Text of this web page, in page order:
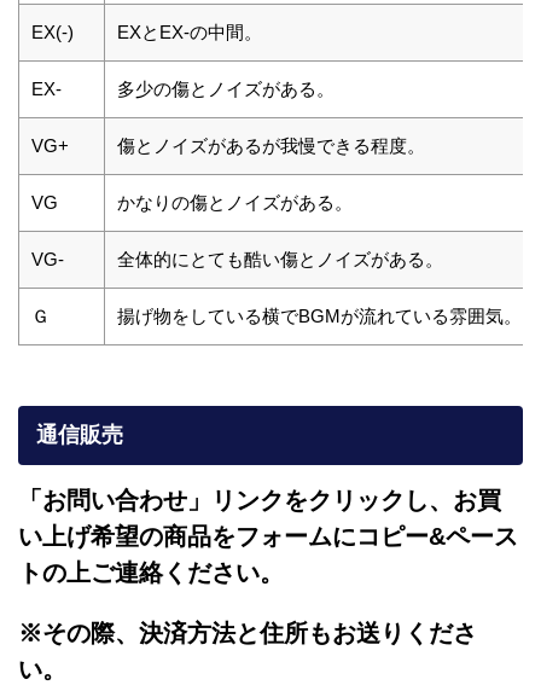
EX(-) EXとEX-の中間。
EX- 多少の傷とノイズがある。
VG+ 傷とノイズがあるが我慢できる程度。
VG かなりの傷とノイズがある。
VG- 全体的にとても酷い傷とノイズがある。
Ｇ 揚げ物をしている横でBGMが流れている雰囲気。
通信販売
「お問い合わせ」リンクをクリックし、 お買
い上げ希望の商品をフォームにコピー&ペース
トの上ご連絡ください。
※その際、決済方法と住所もお送りくださ
い。